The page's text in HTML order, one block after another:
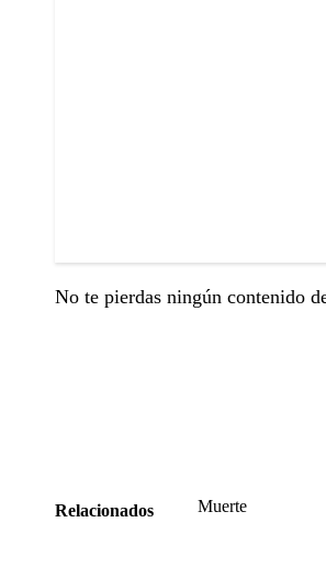
No te pierdas ningún contenido
Relacionados Muerte